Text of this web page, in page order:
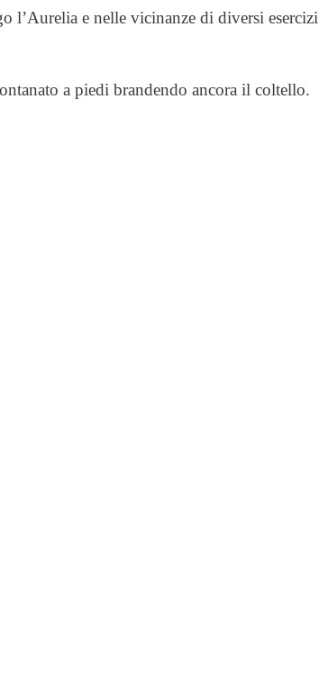
l’Aurelia e nelle vicinanze di diversi esercizi
a piedi brandendo ancora il coltello.